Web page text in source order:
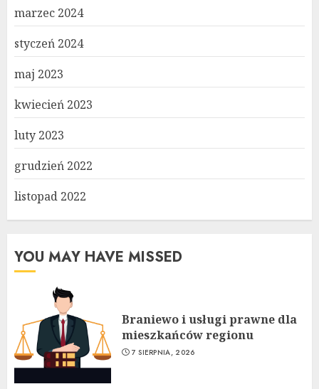
marzec 2024
styczeń 2024
maj 2023
kwiecień 2023
luty 2023
grudzień 2022
listopad 2022
YOU MAY HAVE MISSED
Braniewo i usługi prawne dla
mieszkańców regionu
7 SIERPNIA, 2026